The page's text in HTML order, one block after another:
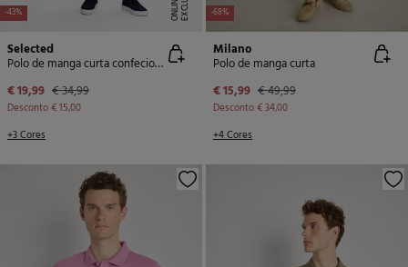
-43% E
Selected
Polo de manga curta confecionado com algodão orgânico
€ 19,99 € 34,99
Desconto€ 15,00
+3 Cores
-68%
Milano
Polo de manga curta
€ 15,99 € 49,99
Desconto€ 34,00
+4 Cores